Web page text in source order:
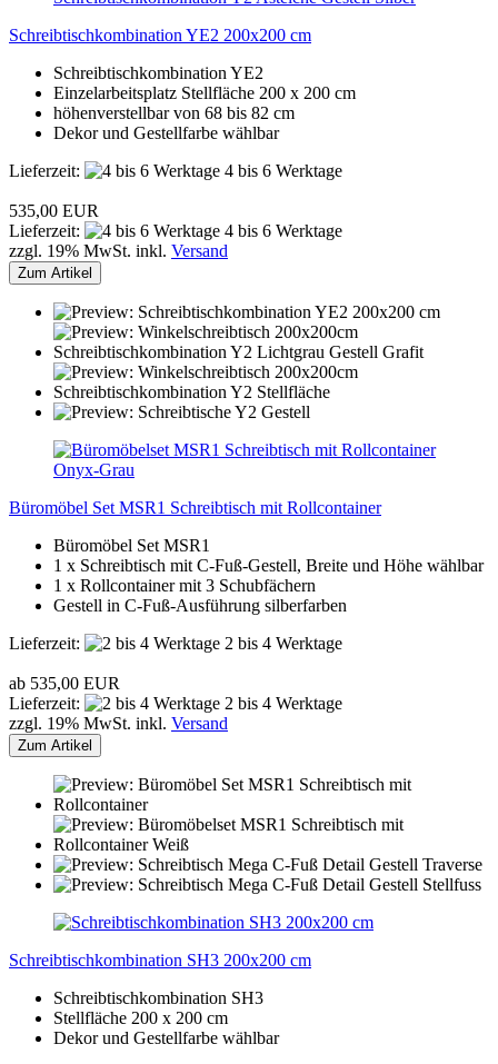
Schreibtischkombination YE2 200x200 cm
Schreibtischkombination YE2
Einzelarbeitsplatz Stellfläche 200 x 200 cm
höhenverstellbar von 68 bis 82 cm
Dekor und Gestellfarbe wählbar
Lieferzeit:
4 bis 6 Werktage
535,00 EUR
Lieferzeit:
4 bis 6 Werktage
zzgl. 19% MwSt. inkl. Versand
Zum Artikel
Büromöbel Set MSR1 Schreibtisch mit Rollcontainer
Büromöbel Set MSR1
1 x Schreibtisch mit C-Fuß-Gestell, Breite und Höhe wählbar
1 x Rollcontainer mit 3 Schubfächern
Gestell in C-Fuß-Ausführung silberfarben
Lieferzeit:
2 bis 4 Werktage
ab 535,00 EUR
Lieferzeit:
2 bis 4 Werktage
zzgl. 19% MwSt. inkl. Versand
Zum Artikel
Schreibtischkombination SH3 200x200 cm
Schreibtischkombination SH3
Stellfläche 200 x 200 cm
Dekor und Gestellfarbe wählbar